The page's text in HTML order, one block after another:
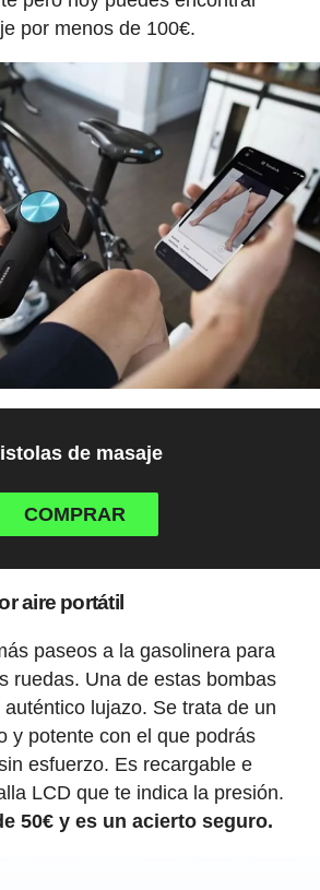
por menos de 100€.
de masaje
COMPRAR
aire portátil
paseos a la gasolinera para
ruedas. Una de estas bombas
lujazo. Se trata de un
y potente con el que podrás
esfuerzo. Es recargable e
LCD que te indica la presión.
50€ y es un acierto seguro.